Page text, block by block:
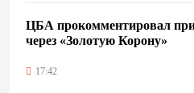
ЦБА прокомментировал
через «Золотую Корону»
17:42